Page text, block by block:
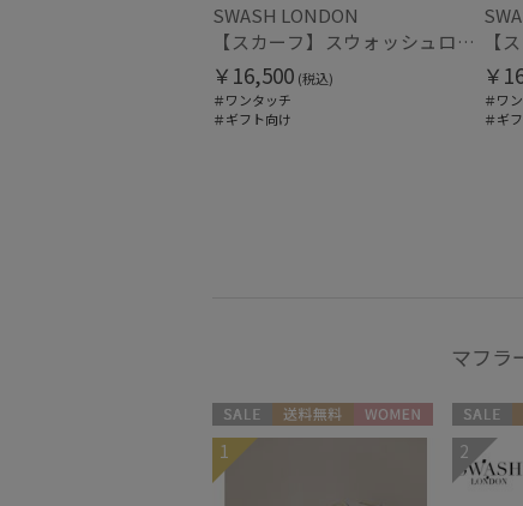
SWASH LONDON
【スカーフ】スウォッシュロンドン (SWASH LONDON) Oceanic Odyssey 68*68 シルク 日本製
￥16,500 (税込)
＃ワンタッチ
＃ギフト向け
￥
＃ワ
＃ギ
マフラ
セール 送料無料 WOMEN
1
セール
2